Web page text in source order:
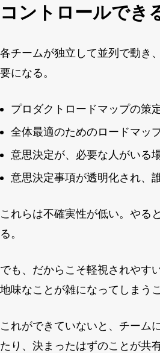
コントロールでき
各チームが独立して並列で動き
要になる。
プロダクトロードマップの策
全体最適のためのロードマッ
意思決定が、必要な人がいる
意思決定事項が透明化され、
これらは不確実性が低い。やる
る。
でも、だからこそ軽視されやす
地味なことが雑になってしまう
これができていないと、チーム
たり、決まったはずのことが共